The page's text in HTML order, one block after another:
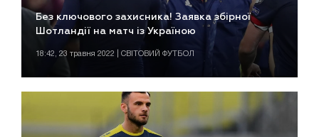
Без ключового захисника! Заявка збірної
Шотландії на матч із Україною
18:42, 23 травня 2022 | СВІТОВИЙ ФУТБОЛ